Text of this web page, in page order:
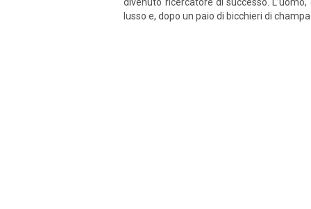
lusso e, dopo un paio di bicchieri di